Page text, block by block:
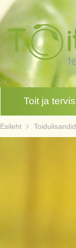
Toit ja tervis
Esileht Toidulisandid